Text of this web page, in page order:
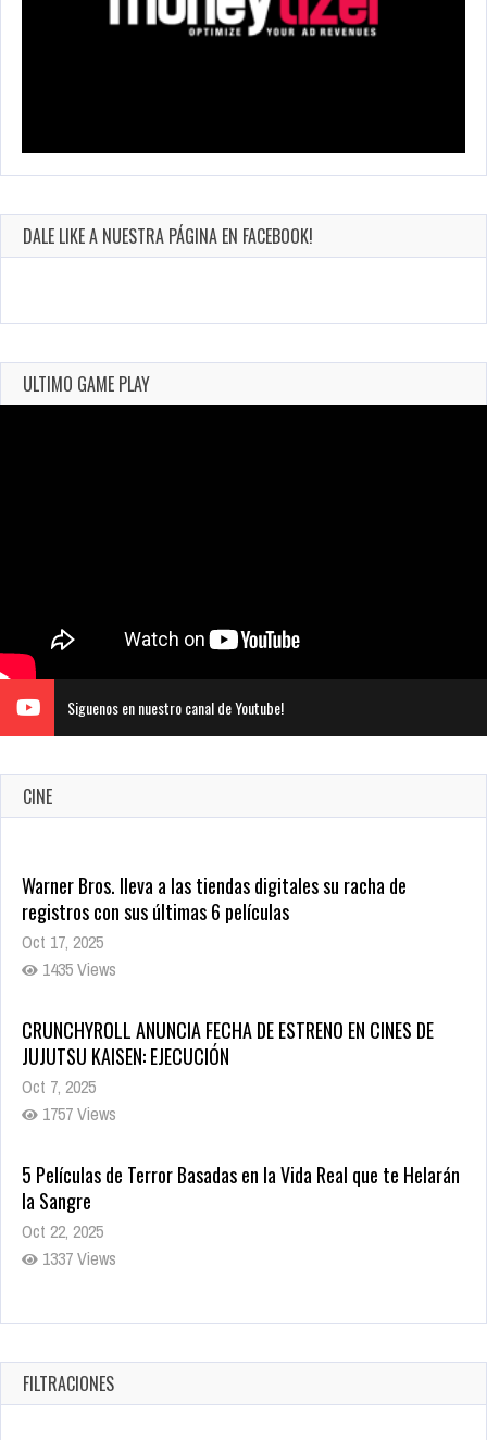
DALE LIKE A NUESTRA PÁGINA EN FACEBOOK!
ULTIMO GAME PLAY
Siguenos en nuestro canal de Youtube!
CINE
Warner Bros. lleva a las tiendas digitales su racha de
registros con sus últimas 6 películas
Oct 17, 2025
1435 Views
CRUNCHYROLL ANUNCIA FECHA DE ESTRENO EN CINES DE
JUJUTSU KAISEN: EJECUCIÓN
Oct 7, 2025
1757 Views
5 Películas de Terror Basadas en la Vida Real que te Helarán
la Sangre
Oct 22, 2025
1337 Views
Revive el terror: El conjuro 4: Últimos ritos ya está disponible
Oct 20, 2025
1379 Views
FILTRACIONES